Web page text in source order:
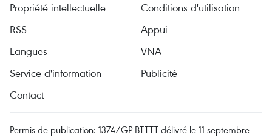
Propriété intellectuelle
Conditions d'utilisation
RSS
Appui
Langues
VNA
Service d'information
Publicité
Contact
Permis de publication: 1374/GP-BTTTT délivré le 11 septembre